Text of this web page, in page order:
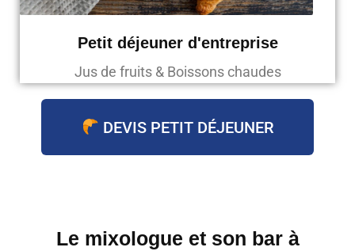
Petit déjeuner d'entreprise
Jus de fruits & Boissons chaudes
DEVIS PETIT DÉJEUNER
Le mixologue et son bar à